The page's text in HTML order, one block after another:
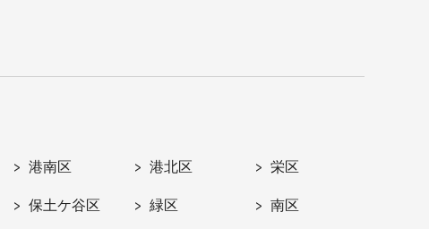
港南区 港北区 栄区
保土ケ谷区 緑区 南区